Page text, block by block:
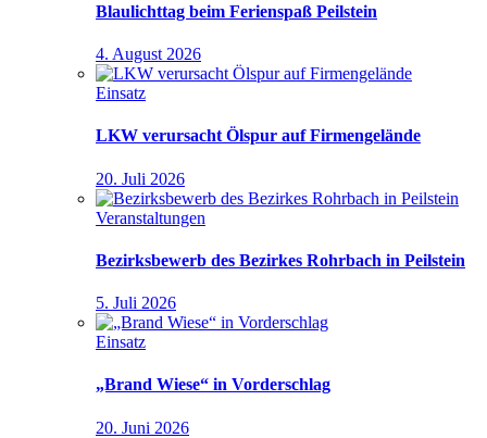
Blaulichttag beim Ferienspaß Peilstein
4. August 2026
Einsatz
LKW verursacht Ölspur auf Firmengelände
20. Juli 2026
Veranstaltungen
Bezirksbewerb des Bezirkes Rohrbach in Peilstein
5. Juli 2026
Einsatz
„Brand Wiese“ in Vorderschlag
20. Juni 2026